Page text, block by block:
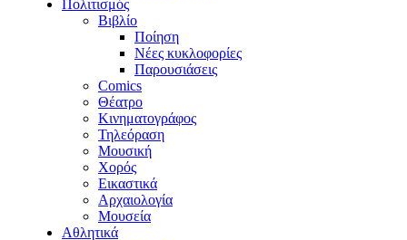
Πολιτισμός
Βιβλίο
Ποίηση
Νέες κυκλοφορίες
Παρουσιάσεις
Comics
Θέατρο
Κινηματογράφος
Τηλεόραση
Μουσική
Χορός
Εικαστικά
Αρχαιολογία
Μουσεία
Αθλητικά